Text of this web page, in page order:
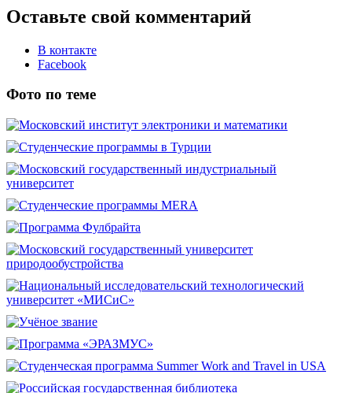
Оставьте свой комментарий
В контакте
Facebook
Фото по теме